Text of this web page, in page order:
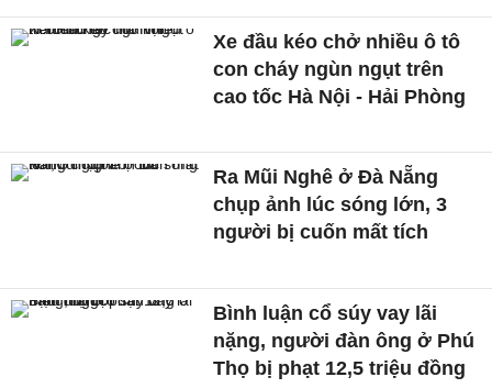
Xe đầu kéo chở nhiều ô tô
con cháy ngùn ngụt trên
cao tốc Hà Nội - Hải Phòng
Ra Mũi Nghê ở Đà Nẵng
chụp ảnh lúc sóng lớn, 3
người bị cuốn mất tích
Bình luận cổ súy vay lãi
nặng, người đàn ông ở Phú
Thọ bị phạt 12,5 triệu đồng